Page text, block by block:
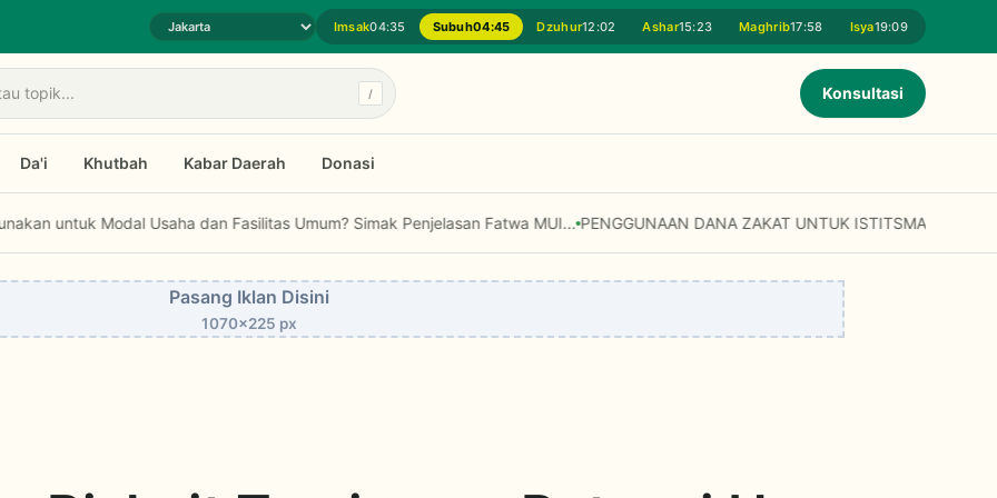
Pilih daerah jadwal sholat Imsak04:35 Subuh04:45 Dzuhur12:02 Ashar15:23 Maghrib17:58 Isya19:09
/ Konsultasi
Da'i Khutbah Kabar Daerah Donasi
Korupsi di Indonesia Masih Gagal Buat Jera Bolehkah Zakat Digunakan untuk Modal Usaha dan Fasilitas Umum? Simak
Pasang Iklan Disini
1070x225 px